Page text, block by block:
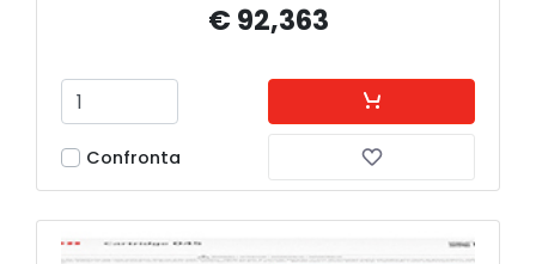
€ 92,363
Confronta